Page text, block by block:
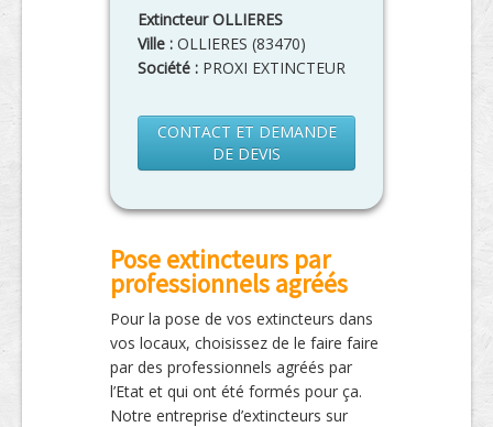
Extincteur OLLIERES
Ville : OLLIERES (83470)
Société : PROXI EXTINCTEUR
CONTACT ET DEMANDE
DE DEVIS
Pose extincteurs par
professionnels agréés
Pour la pose de vos extincteurs dans
vos locaux, choisissez de le faire faire
par des professionnels agréés par
l’Etat et qui ont été formés pour ça.
Notre entreprise d’extincteurs sur